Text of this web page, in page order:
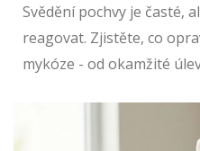
Svědění pochvy je časté,
reagovat. Zjistěte, co
mykóze - od okamžité